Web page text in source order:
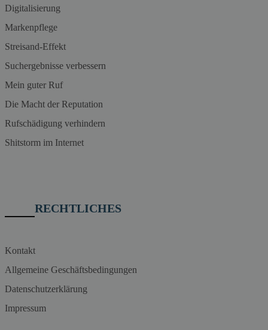
Digitalisierung
Markenpflege
Streisand-Effekt
Suchergebnisse verbessern
Mein guter Ruf
Die Macht der Reputation
Rufschädigung verhindern
Shitstorm im Internet
RECHTLICHES
Kontakt
Allgemeine Geschäftsbedingungen
Datenschutzerklärung
Impressum